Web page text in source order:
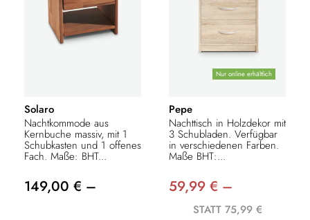
Solaro
Nachtkommode aus
Kernbuche massiv, mit 1
Schubkasten und 1 offenes
Fach. Maße: BHT...
149,00 € –
Nur online erhältlich
Pepe
Nachttisch in Holzdekor mit
3 Schubladen. Verfügbar
in verschiedenen Farben.
Maße BHT:...
59,99 € –
STATT 75,99 €